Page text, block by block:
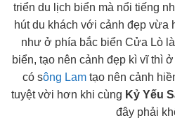
triển du lịch biển mà nổi tiếng
hút du khách với cảnh đẹp vừa
như ở phía bắc biển Cửa Lò
biển, tạo nên cảnh đẹp kì vĩ thì
có sông Lam tạo nên cảnh
tuyệt vời hơn khi cùng Kỷ Yếu
đây phải